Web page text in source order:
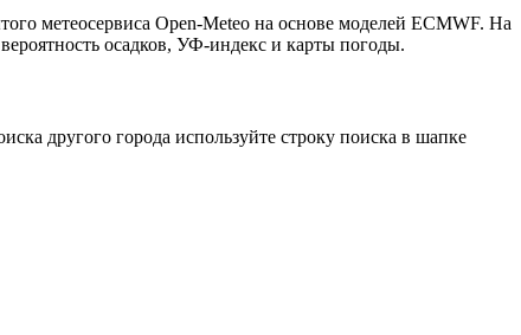
метеосервиса Open-Meteo на основе моделей ECMWF. На
осадков, УФ-индекс и карты погоды.
другого города используйте строку поиска в шапке